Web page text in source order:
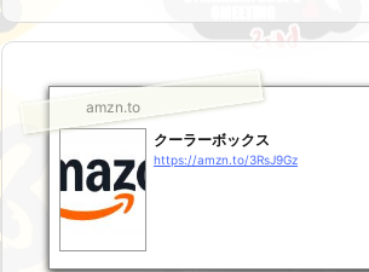
amzn.to
クーラーボックス
https://amzn.to/3RsJ9Gz